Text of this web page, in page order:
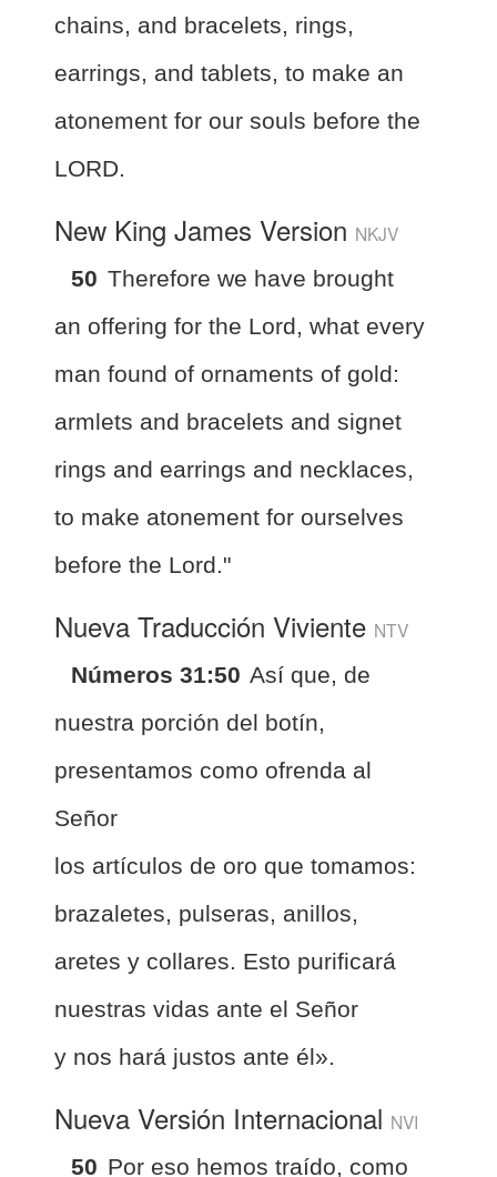
chains, and bracelets, rings,
earrings, and tablets, to make an
atonement for our souls before the
LORD.
New King James Version NKJV
50 Therefore we have brought
an offering for the Lord, what every
man found of ornaments of gold:
armlets and bracelets and signet
rings and earrings and necklaces,
to make atonement for ourselves
before the Lord."
Nueva Traducción Viviente NTV
Números 31:50 Así que, de
nuestra porción del botín,
presentamos como ofrenda al
Señor
los artículos de oro que tomamos:
brazaletes, pulseras, anillos,
aretes y collares. Esto purificará
nuestras vidas ante el Señor
y nos hará justos ante él».
Nueva Versión Internacional NVI
50 Por eso hemos traído, como